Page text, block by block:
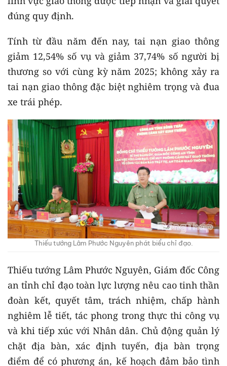
đúng quy định.
Tính từ đầu năm đến nay, tai nạn giao thông
giảm 12,54% số vụ và giảm 37,74% số người bị
thương so với cùng kỳ năm 2025; không xảy ra
tai nạn giao thông đặc biệt nghiêm trọng và đua
xe trái phép.
Thiếu tướng Lâm Phước Nguyên phát biểu chỉ đạo.
Thiếu tướng Lâm Phước Nguyên, Giám đốc Công
an tỉnh chỉ đạo toàn lực lượng nêu cao tinh thần
đoàn kết, quyết tâm, trách nhiệm, chấp hành
nghiêm lễ tiết, tác phong trong thực thi công vụ
và khi tiếp xúc với Nhân dân. Chủ động quản lý
chặt địa bàn, xác định tuyến, địa bàn trọng
điểm để có phương án, kế hoạch đảm bảo tình